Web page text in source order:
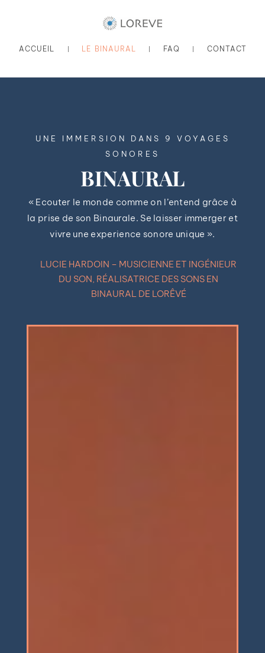
ACCUEIL LE BINAURAL FAQ CONTACT
UNE IMMERSION DANS 9 VOYAGES
SONORES
BINAURAL
« Ecouter le monde comme on l’entend grâce à
la prise de son Binaurale. Se laisser immerger et
vivre une experience sonore unique ».
LUCIE HARDOIN – MUSICIENNE ET INGÉNIEUR
DU SON, RÉALISATRICE DES SONS EN
BINAURAL DE LORÊVÉ